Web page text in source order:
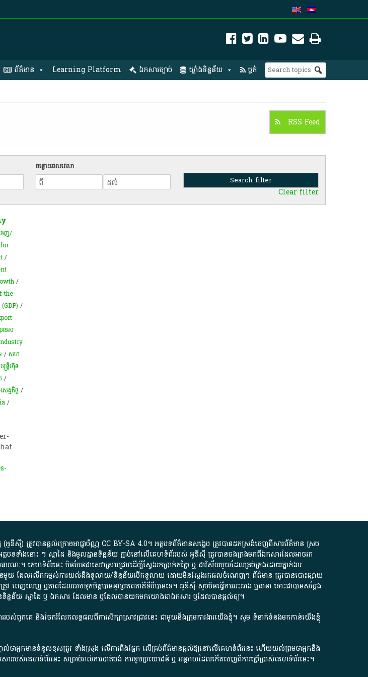
ព័ត៌មាន Learning Platform ឯកសារច្បាប់ ឃ្លាំងទិន្នន័យ ប្លក់
RSS Feed
ចន្លោះពេលវេលា
Clear filter
េញ/
/
/
the
/
ទេស
/សហ
ន្ត្រីហ៊ុន
/
ដ្ឋកិច្ច/
/
ឌី​ស៊ី)​ ត្រូវ​បាន​ផ្តល់​ក្រោម​អាជ្ញាប័ណ្ណ​ CC BY-SA 4.0។​ អត្ថបទ​ព័ត៌មាន​សង្ខេប​ ត្រូវ​បាន​ដកស្រង់​ចេញពី​សារព័ត៌មាន ស្រប
បទទាំង​នោះ​ ។​ ស្នាដៃ​ និង​មូលដ្ឋាន​ទិន្នន័យ ​ភ្ជាប់​នៅ​លើ​គេហទំព័រ​របស់​ អូ​ឌី​ស៊ី​ ត្រូវ​បាន​ចងក្រង​មក​ពី​ឯកសារ​ដែល​អាច​រក​
គេហទំព័រ​នេះ​ មិនមែន​ជា​សេវា​ស្រាវជ្រាវ​ដើម្បី​ស្វែងរកប្រាក់​កម្រៃ​ ឬ​ ជា​វិស័យ​មួយ​ដែល​គ្រប់គ្រង​ដោយ​ភ្នាក់ងារ​
ឯកជន​មួយ​ ដែល​លើកកម្ពស់​ការ​យល់​ដឹង​ទូលាយ​/​ទិន្នន័យ​បើក​ទូលាយ​ ដោយ​មិនស្វែង​រក​ផល​ចំណេញ​។​ ព័ត៌មាន​ ត្រូវ​បាន​បោះផ្សាយ​
ពេញលេញ​ ឬ​ភាព​ដែល​អាច​ទុកចិត្ត​បាននូវ​ប្រភព​ភាគី​ទី​បី​បាន​ទេ​។​ អូ​ឌី​ស៊ី​ សូម​មិន​ធ្វើការ​អះអាង​ ឬ​ធានា​ ទោះជា​បាន​សម្តែង​
ន្នន័យ​ ស្នាដៃ​ ឬ​ ឯកសារ​ ដែល​មាន​ ឬ​ដែល​បាន​យក​មក​យោង​ជា​ឯកសារ​ ឬ​ដែល​បាន​ផ្តល់​ឲ្យ​។
រ​របស់ពួកគេ និងចែករំលែកលទ្ធផលពីការសិក្សាស្រាវជ្រាវនេះ ជាមួយនឹងក្រុមការងារយើងខ្ញុំ។ សូម ទំនាក់ទំនងមកកាន់យើងខ្ញុំ
ថាអ្នកមានទំនួលខុសត្រូវ ទាំងស្រុង លើការពឹងផ្អែក លើគ្រប់ព័ត៌មានផ្តល់ឱ្យនៅលើគេហទំព័រនេះ ហើយយល់ព្រមថាអ្នកនឹង
សាររបស់គេហទំព័រនេះ សម្រាប់រាល់ការបាត់បង់ ការខូចប្រយោជន៍ ឬ អន្តរាយដែលកើតចេញពីការប្រើប្រាស់គេហទំព័រនេះ។